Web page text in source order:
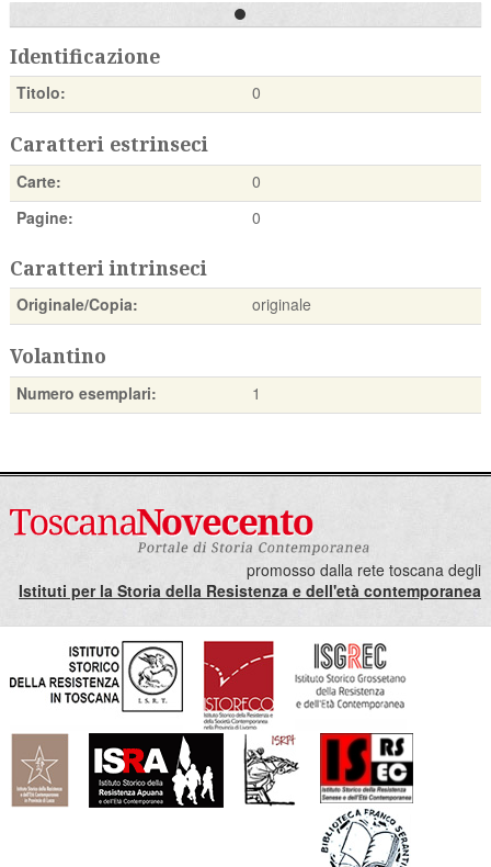
Identificazione
Titolo: 0
Caratteri estrinseci
Carte:
0
Pagine:
0
Caratteri intrinseci
Originale/Copia: originale
Volantino
Numero esemplari: 1
promosso dalla rete toscana degli
Istituti per la Storia della Resistenza e dell'età contemporanea